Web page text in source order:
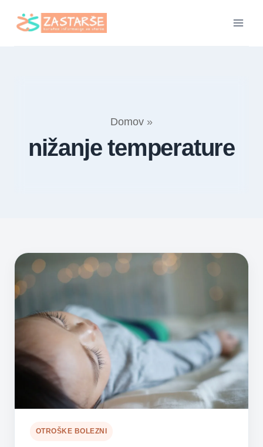
Domov »
nižanje temperature
OTROŠKE BOLEZNI